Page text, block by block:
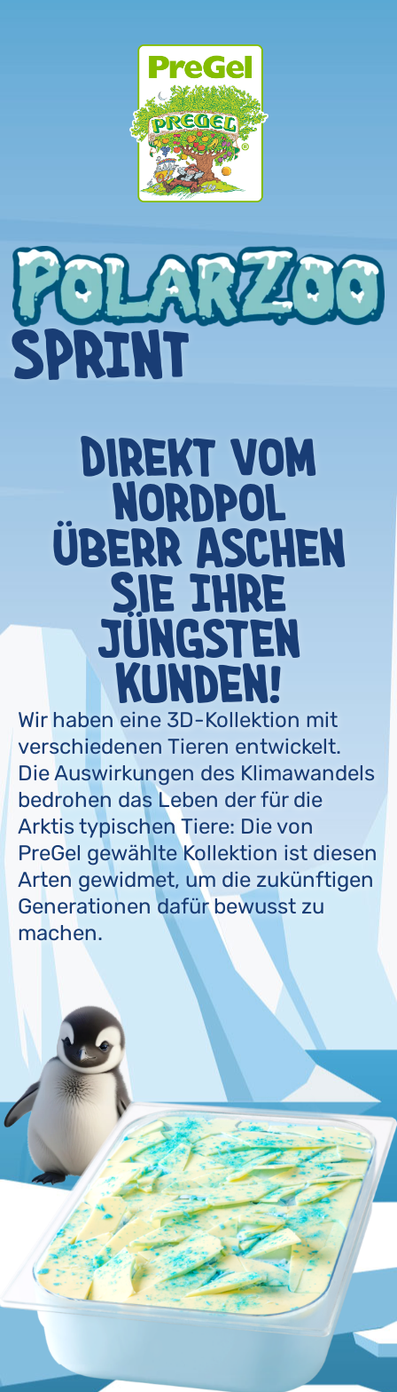
SPRINT
Direkt vom
Nordpol
ÜberR aschen
Sie Ihre
jüngsten
Kunden!
Wir haben eine 3D-Kollektion mit
verschiedenen Tieren entwickelt.
Die Auswirkungen des Klimawandels
bedrohen das Leben der für die
Arktis typischen Tiere: Die von
PreGel gewählte Kollektion ist diesen
Arten gewidmet, um die zukünftigen
Generationen dafür bewusst zu
machen.